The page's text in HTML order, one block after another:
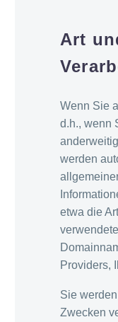
Art
Wenn Sie
d.h., wenn
werden
etwa die
Providers,
Sie
Zwecken